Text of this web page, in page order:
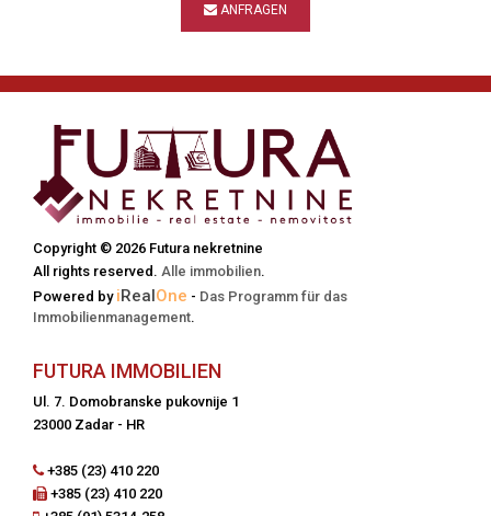
ANFRAGEN
Copyright © 2026 Futura nekretnine
All rights reserved. Alle immobilien.
Powered by iRealOne - Das Programm für das
Immobilienmanagement.
FUTURA IMMOBILIEN
Ul. 7. Domobranske pukovnije 1
23000 Zadar - HR
+385 (23) 410 220
+385 (23) 410 220